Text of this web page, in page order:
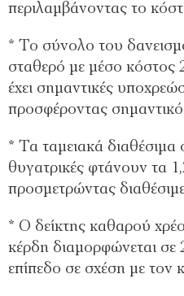
περιλαμβάνοντας το
* Το σύνολο του
σταθερό με μέσο κόστος
έχει σημαντικές
προσφέροντας σημαντικό
* Τα ταμειακά διαθέσιμα
θυγατρικές φτάνουν τα
προσμετρώντας
* Ο δείκτης καθαρού
κέρδη διαμορφώνεται σε
επίπεδο σε σχέση με τον